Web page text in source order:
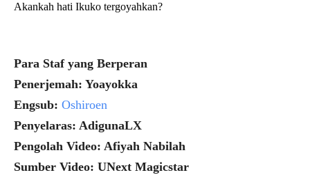
Akankah hati Ikuko tergoyahkan?
Para Staf yang Berperan
Penerjemah: Yoayokka
Engsub: Oshiroen
Penyelaras: AdigunaLX
Pengolah Video: Afiyah Nabilah
Sumber Video: UNext Magicstar